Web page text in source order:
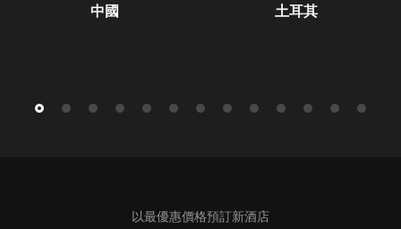
中國 土耳其
以最優惠價格預訂新酒店